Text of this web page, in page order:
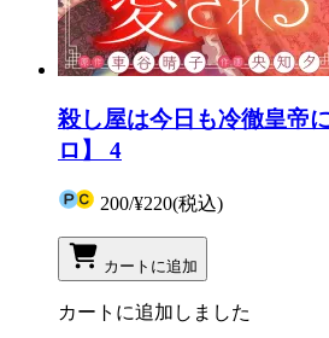
殺し屋は今日も冷徹皇帝
ロ】 4
200/¥220(税込)
カートに追加
カートに追加しました